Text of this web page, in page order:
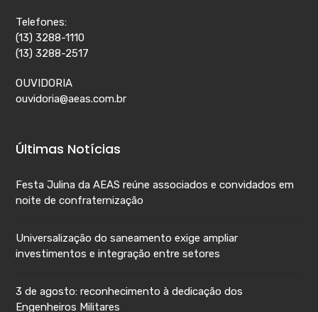
Telefones:
(13) 3288-1110
(13) 3288-2517
OUVIDORIA
ouvidoria@aeas.com.br
Últimas Notícias
Festa Julina da AEAS reúne associados e convidados em
noite de confraternização
Universalização do saneamento exige ampliar
investimentos e integração entre setores
3 de agosto: reconhecimento à dedicação dos
Engenheiros Militares